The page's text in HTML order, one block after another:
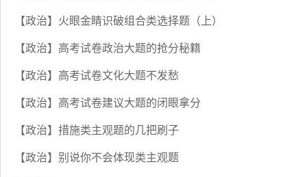
【政治】火眼金睛识破组合类选择题（上）
【政治】高考试卷政治大题的抢分秘籍
【政治】高考试卷文化大题不发愁
【政治】高考试卷建议大题的闭眼拿分
【政治】措施类主观题的几把刷子
【政治】别说你不会体现类主观题